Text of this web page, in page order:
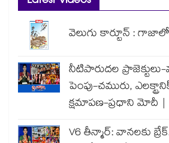
వెలుగు కార్టూన్ :
నీటిపారుదల
పెంపు-చమురు,
క్షమాపణ-ప్రధాని మోదీ |
V6 తీన్మార్: వానలకు